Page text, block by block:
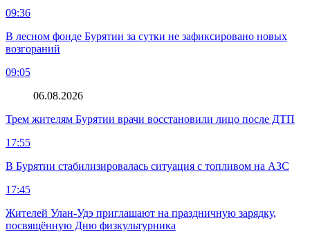
09:36
В лесном фонде Бурятии за сутки не зафиксировано новых
возгораний
09:05
06.08.2026
Трем жителям Бурятии врачи восстановили лицо после ДТП
17:55
В Бурятии стабилизировалась ситуация с топливом на АЗС
17:45
Жителей Улан-Удэ приглашают на праздничную зарядку,
посвящённую Дню физкультурника